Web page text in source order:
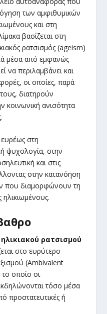
των αμφιθυμικών
και στη
βασίζεται στη
ρατσισμός (ageism)
μέσα από εμφανώς
να περιλαμβάνει και
οι οποίες, παρά
διατηρούν
κοινωνική ανισότητα
ευρέως στη
ψυχολογία, στην
και στις
στην κατανόηση
που διαμορφώνουν τη
ρατσισμού
στο ευρύτερο
(Ambivalent
οποίο οι
τόσο μέσα
προστατευτικές ή